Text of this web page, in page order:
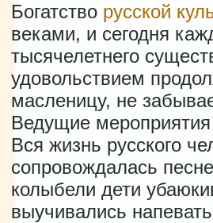
Богатство русской
веками, и сегодня
тысячелетнего
удовольствием
масленицу, не
Ведущие
Вся жизнь русского
сопровождалась
колыбели дети
выучивались